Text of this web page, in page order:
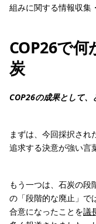
組みに関する情報収集
COP26で
炭
COP26の成果として
まずは、今回採択され
追求する決意が強い言
もう一つは、石炭の段
の「段階的な廃止」で
合意になったことを議